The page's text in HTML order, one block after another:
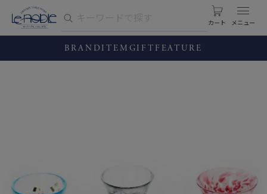
カート
BRANDITEM GIFT FEATURE